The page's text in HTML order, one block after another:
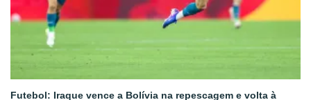
Futebol: Iraque vence a Bolívia na repescagem e volta à